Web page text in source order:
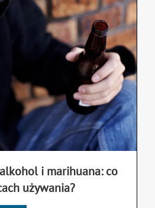
i marihuana: co
używania?